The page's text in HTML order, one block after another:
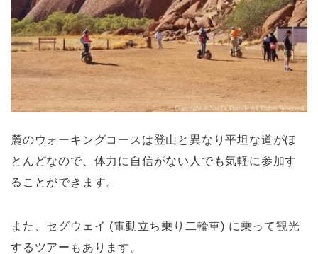
麓のウォーキングコースは登山と異なり平坦な道がほ
とんどなので、体力に自信がない人でも気軽に参加す
ることができます。
また、セグウェイ (電動立ち乗り二輪車) に乗って観光
するツアーもあります。